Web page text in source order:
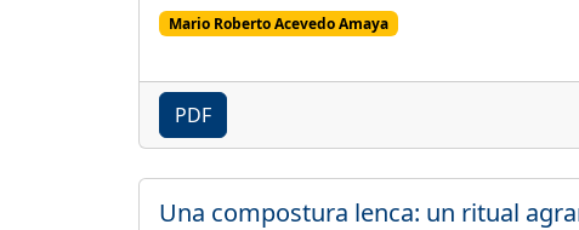
Mario Roberto Acevedo Amaya
PDF
Una compostura lenca: un ritual